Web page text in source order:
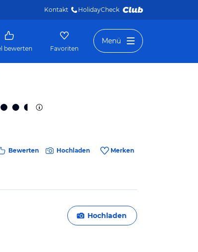
Kontakt HolidayCheck
bewerten Favoriten
Menü
Bewerten Hochladen Merken
Hochladen